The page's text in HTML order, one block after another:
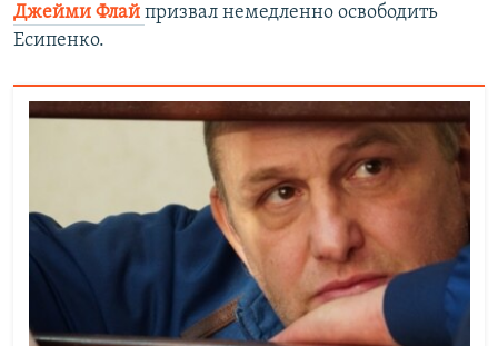
Джейми Флай призвал немедленно освободить
Есипенко.